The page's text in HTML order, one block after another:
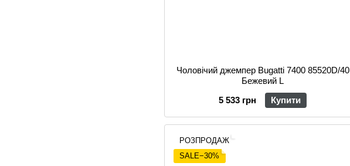
Чоловічий джемпер Bugatti 7400 85520D/40
Бежевий L
5 533 грн
Купити
РОЗПРОДАЖ
SALE−30%